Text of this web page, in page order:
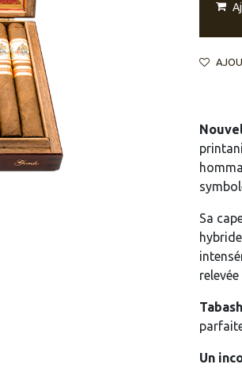
Sa
Un